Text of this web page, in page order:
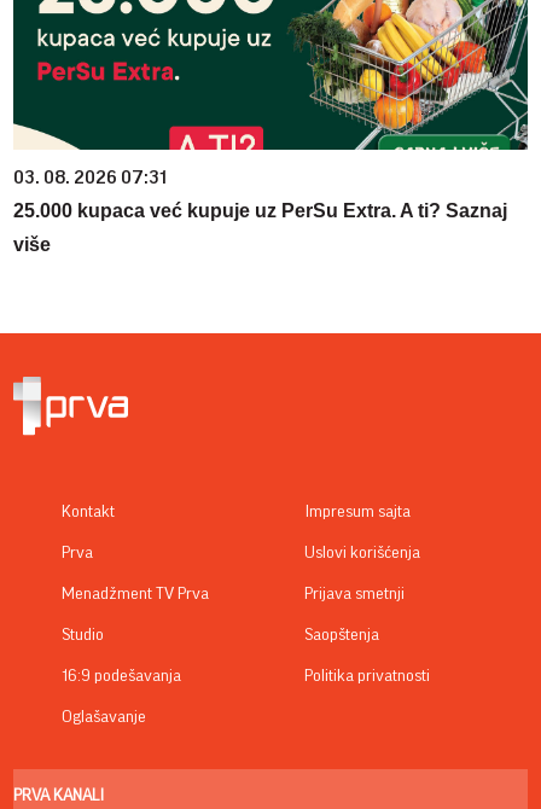
03. 08. 2026 07:31
25.000 kupaca već kupuje uz PerSu Extra. A ti? Saznaj
više
Kontakt
Prva
Menadžment TV Prva
Studio
16:9 podešavanja
Oglašavanje
Impresum sajta
Uslovi korišćenja
Prijava smetnji
Saopštenja
Politika privatnosti
PRVA KANALI